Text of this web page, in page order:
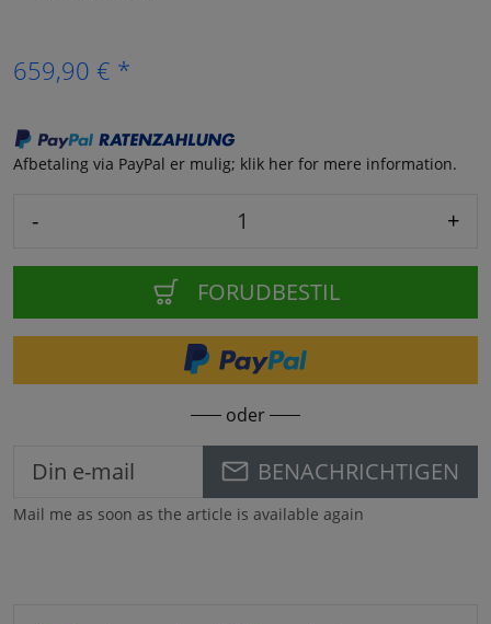
659,90 € *
Afbetaling via PayPal er mulig; klik her for mere information.
- +
FORUDBESTIL
oder
BENACHRICHTIGEN
Mail me as soon as the article is available again